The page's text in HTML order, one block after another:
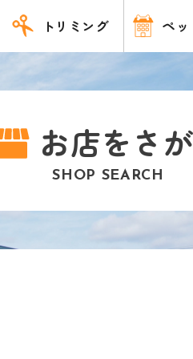
トリミング ペッ
お店をさ
SHOP SEARCH